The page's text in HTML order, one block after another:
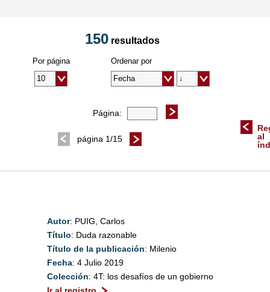
150resultados
Ordenar por
Por página
Página:
página 1/15
al
Autor: PUIG, Carlos
Título: Duda razonable
Título de la publicación: Milenio
Fecha: 4 Julio 2019
Colección: 4T: los desafíos de un gobierno